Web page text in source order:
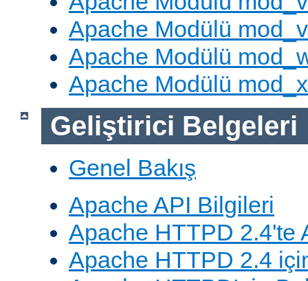
Apache Modülü
Apache Modülü
Apache Modülü
Geliştirici Belgeleri
Genel Bakış
Apache API Bilgileri
Apache HTTPD 2.4'te
Apache HTTPD 2.4